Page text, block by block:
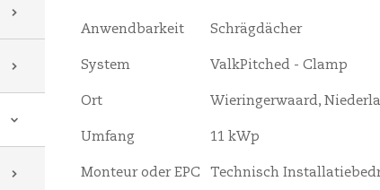
Anwendbarkeit Schrägdächer
System ValkPitched - Clamp
Ort Wieringerwaard,
Umfang 11 kWp
Monteur oder EPC
Technisch